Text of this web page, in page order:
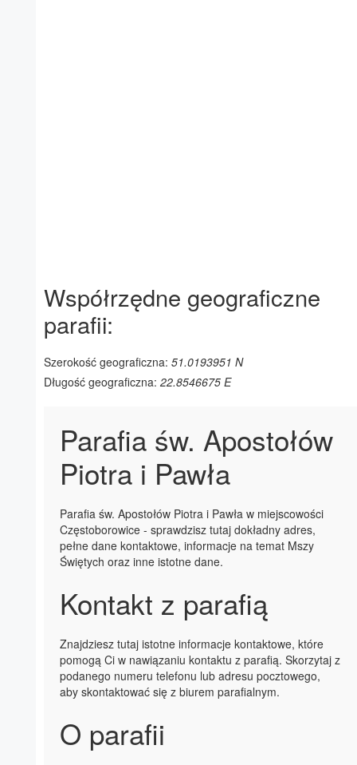
Współrzędne geograficzne
parafii:
Szerokość geograficzna: 51.0193951 N
Długość geograficzna: 22.8546675 E
Parafia św. Apostołów
Piotra i Pawła
Parafia św. Apostołów Piotra i Pawła w miejscowości
Częstoborowice - sprawdzisz tutaj dokładny adres,
pełne dane kontaktowe, informacje na temat Mszy
Świętych oraz inne istotne dane.
Kontakt z parafią
Znajdziesz tutaj istotne informacje kontaktowe, które
pomogą Ci w nawiązaniu kontaktu z parafią. Skorzytaj z
podanego numeru telefonu lub adresu pocztowego,
aby skontaktować się z biurem parafialnym.
O parafii